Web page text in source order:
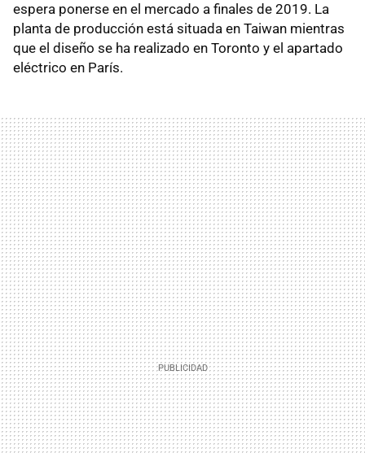
espera ponerse en el mercado a finales de 2019. La
planta de producción está situada en Taiwan mientras
que el diseño se ha realizado en Toronto y el apartado
eléctrico en París.